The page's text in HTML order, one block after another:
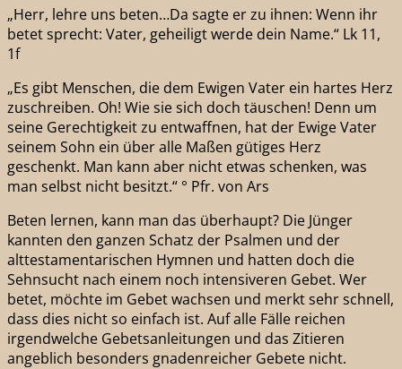
„Herr, lehre uns beten…Da sagte er zu ihnen: Wenn ihr
betet sprecht: Vater, geheiligt werde dein Name.“ Lk 11,
1f
„Es gibt Menschen, die dem Ewigen Vater ein hartes Herz
zuschreiben. Oh! Wie sie sich doch täuschen! Denn um
seine Gerechtigkeit zu entwaffnen, hat der Ewige Vater
seinem Sohn ein über alle Maßen gütiges Herz
geschenkt. Man kann aber nicht etwas schenken, was
man selbst nicht besitzt.“ ° Pfr. von Ars
Beten lernen, kann man das überhaupt? Die Jünger
kannten den ganzen Schatz der Psalmen und der
alttestamentarischen Hymnen und hatten doch die
Sehnsucht nach einem noch intensiveren Gebet. Wer
betet, möchte im Gebet wachsen und merkt sehr schnell,
dass dies nicht so einfach ist. Auf alle Fälle reichen
irgendwelche Gebetsanleitungen und das Zitieren
angeblich besonders gnadenreicher Gebete nicht.